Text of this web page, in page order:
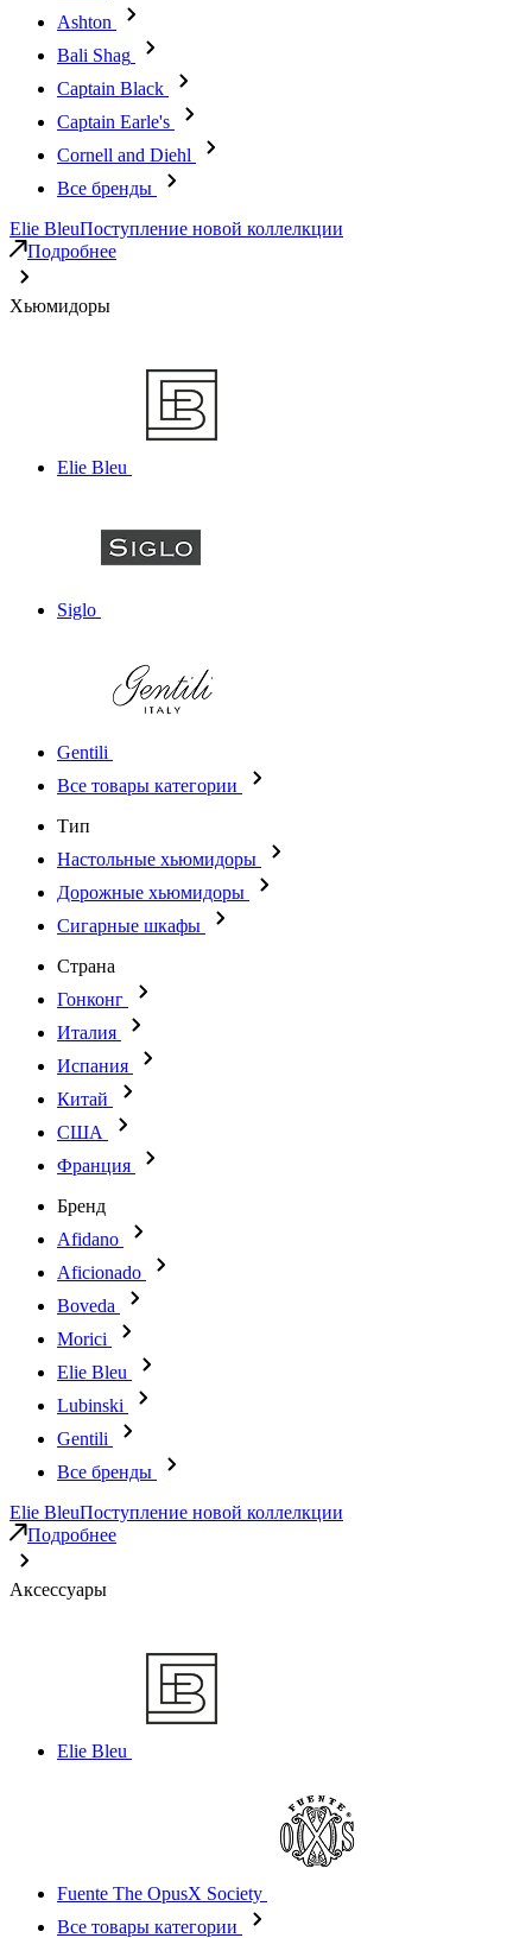
Ashton
Bali Shag
Captain Black
Captain Earle's
Cornell and Diehl
Все бренды
Elie BleuПоступление новой коллелкции
Подробнее
Хьюмидоры
Elie Bleu
Siglo
Gentili
Все товары категории
Тип
Настольные хьюмидоры
Дорожные хьюмидоры
Сигарные шкафы
Страна
Гонконг
Италия
Испания
Китай
США
Франция
Бренд
Afidano
Aficionado
Boveda
Morici
Elie Bleu
Lubinski
Gentili
Все бренды
Elie BleuПоступление новой коллелкции
Подробнее
Аксессуары
Elie Bleu
Fuente The OpusX Society
Все товары категории